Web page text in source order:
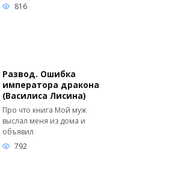
816
Развод. Ошибка
императора дракона
(Василиса Лисина)
Про что книга Мой муж
выслал меня из дома и
объявил
792